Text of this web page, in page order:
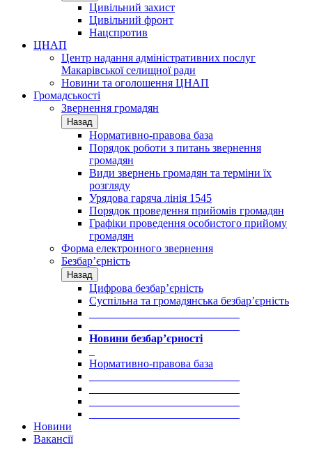
Цивільний захист
Цивільний фронт
Нацспротив
ЦНАП
Центр надання адміністративних послуг
Макарівської селищної ради
Новини та оголошення ЦНАП
Громадськості
Звернення громадян
Назад
Нормативно-правова база
Порядок роботи з питань звернення
громадян
Види звернень громадян та терміни їх
розгляду
Урядова гаряча лінія 1545
Порядок проведення прийомів громадян
Графіки проведення особистого прийому
громадян
Форма електронного звернення
Безбар’єрність
Назад
Цифрова безбар’єрність
Суспільна та громадянська безбар’єрність
Новини безбар’єрності
Нормативно-правова база
Новини
Вакансії